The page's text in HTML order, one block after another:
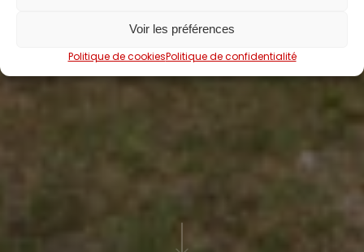
Voir les préférences
Politique de cookiesPolitique de confidentialité